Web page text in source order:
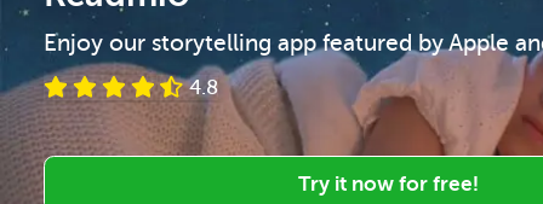
Enjoy our storytelling app featured by Apple
4.8
Try it now for free!